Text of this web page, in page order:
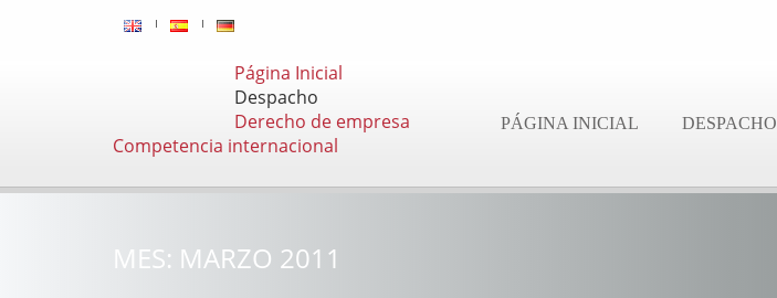
PÁGINA INICIAL DESPACHO
Página Inicial
Despacho
Derecho de empresa
Competencia internacional
MES: MARZO 2011